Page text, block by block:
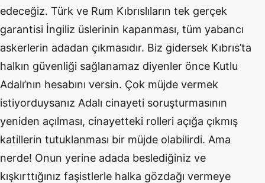
edeceğiz. Türk ve Rum Kıbrıslıların tek gerçek
garantisi İngiliz üslerinin kapanması, tüm yabancı
askerlerin adadan çıkmasıdır. Biz gidersek Kıbrıs’ta
halkın güvenliği sağlanamaz diyenler önce Kutlu
Adalı’nın hesabını versin. Çok müjde vermek
istiyorduysanız Adalı cinayeti soruşturmasının
yeniden açılması, cinayetteki rolleri açığa çıkmış
katillerin tutuklanması bir müjde olabilirdi. Ama
nerde! Onun yerine adada beslediğiniz ve
kışkırttığınız faşistlerle halka gözdağı vermeye